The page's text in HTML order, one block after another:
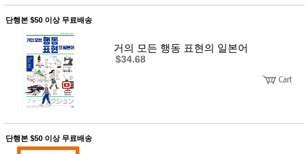
단행본 $50 이상 무료배송
거의 모든 행동 표현의 일본어
$34.68
단행본 $50 이상 무료배송